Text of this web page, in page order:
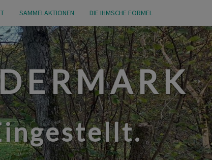
SAMMELAKTIONEN DIE IHMSCHE FORMEL